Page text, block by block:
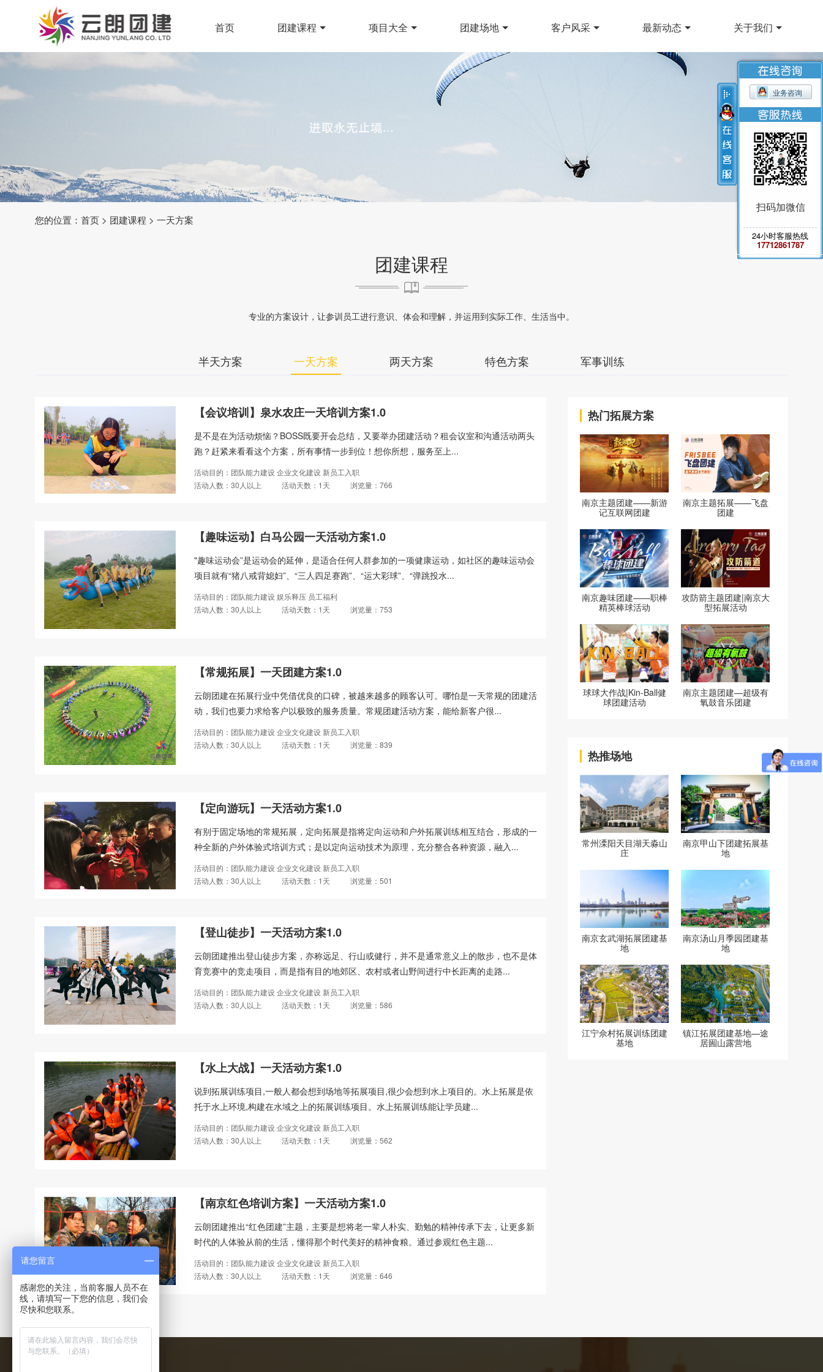
首页 团建课程 项目大全 团建场地 客户风采 最新动态 关于我们
您的位置： 首页 > 团建课程 > 一天方案
团建课程
专业的方案设计，让参训员工进行意识、体会和理解，并运用到实际工作、生活当中。
半天方案 一天方案 两天方案 特色方案 军事训练
【会议培训】泉水农庄一天培训方案1.0
是不是在为活动烦恼？BOSS既要开会总结，又要举办团建活动？租会议室和沟通活动两头
跑？赶紧来看看这个方案，所有事情一步到位！想你所想，服务至上...
活动目的：团队能力建设 企业文化建设 新员工入职
活动人数：30人以上
活动天数：1天 浏览量：766
【趣味运动】白马公园一天活动方案1.0
"趣味运动会”是运动会的延伸，是适合任何人群参加的一项健康运动，如社区的趣味运动会
项目就有“猪八戒背媳妇”、“三人四足赛跑”、“运大彩球”、“弹跳投水...
活动目的：团队能力建设 娱乐释压 员工福利
活动人数：30人以上
活动天数：1天 浏览量：753
【常规拓展】一天团建方案1.0
云朗团建在拓展行业中凭借优良的口碑，被越来越多的顾客认可。哪怕是一天常规的团建活
动，我们也要力求给客户以极致的服务质量。常规团建活动方案，能给新客户很...
活动目的：团队能力建设 企业文化建设 新员工入职
活动人数：30人以上
活动天数：1天 浏览量：839
【定向游玩】一天活动方案1.0
有别于固定场地的常规拓展，定向拓展是指将定向运动和户外拓展训练相互结合，形成的一
种全新的户外体验式培训方式；是以定向运动技术为原理，充分整合各种资源，融入...
活动目的：团队能力建设 企业文化建设 新员工入职
活动人数：30人以上
活动天数：1天 浏览量：501
【登山徒步】一天活动方案1.0
云朗团建推出登山徒步方案，亦称远足、行山或健行，并不是通常意义上的散步，也不是体
育竞赛中的竞走项目，而是指有目的地郊区、农村或者山野间进行中长距离的走路...
活动目的：团队能力建设 企业文化建设 新员工入职
活动人数：30人以上
活动天数：1天 浏览量：586
【水上大战】一天活动方案1.0
说到拓展训练项目,一般人都会想到场地等拓展项目,很少会想到水上项目的。水上拓展是依
托于水上环境,构建在水域之上的拓展训练项目。水上拓展训练能让学员建...
活动目的：团队能力建设 企业文化建设 新员工入职
活动人数：30人以上
活动天数：1天 浏览量：562
【南京红色培训方案】一天活动方案1.0
云朗团建推出“红色团建”主题，主要是想将老一辈人朴实、勤勉的精神传承下去，让更多新
时代的人体验从前的生活，懂得那个时代美好的精神食粮。通过参观红色主题...
活动目的：团队能力建设 企业文化建设 新员工入职
活动人数：30人以上
活动天数：1天 浏览量：646
热门拓展方案
南京主题团建——新游
记互联网团建
南京主题拓展——飞盘
团建
南京趣味团建——职棒
精英棒球活动
攻防箭主题团建|南京大
型拓展活动
球球大作战|Kin-Ball健
球团建活动
南京主题团建—超级有
氧鼓音乐团建
热推场地
常州溧阳天目湖天淼山
庄
南京甲山下团建拓展基
地
南京玄武湖拓展团建基
地
南京汤山月季园团建基
地
江宁佘村拓展训练团建
基地
镇江拓展团建基地—途
居圌山露营地
业务咨询
扫码加微信
24小时客服热线
17712861787
请您留言
感谢您的关注，当前客服人员不在
线，请填写一下您的信息，我们会
尽快和您联系。